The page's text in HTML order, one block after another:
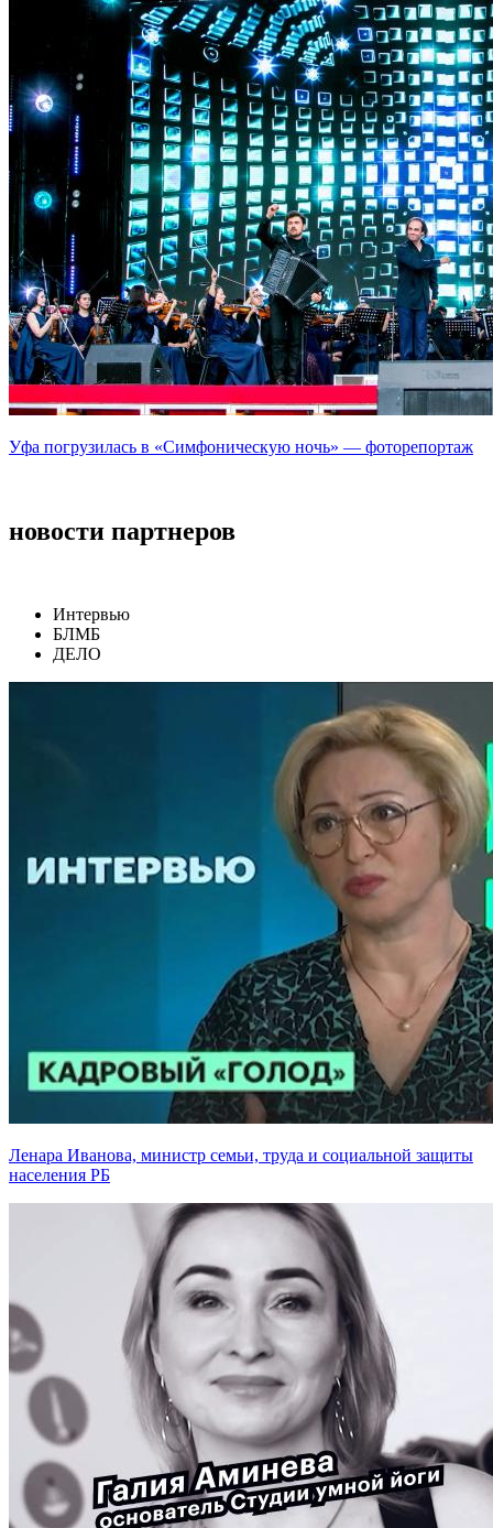
Уфа погрузилась в «Симфоническую ночь» — фоторепортаж
новости партнеров
Интервью
БЛМБ
ДЕЛО
Ленара Иванова, министр семьи, труда и социальной защиты
населения РБ